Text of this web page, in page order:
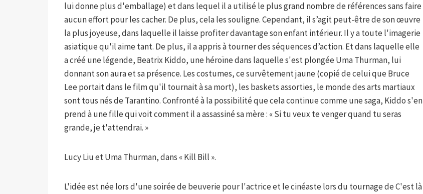
lui donne plus d'emballage) et dans lequel il a utilisé le plus grand nombre de références sans faire
aucun effort pour les cacher. De plus, cela les souligne. Cependant, il s’agit peut-être de son œuvre
la plus joyeuse, dans laquelle il laisse profiter davantage son enfant intérieur. Il y a toute l'imagerie
asiatique qu'il aime tant. De plus, il a appris à tourner des séquences d’action. Et dans laquelle elle
a créé une légende, Beatrix Kiddo, une héroïne dans laquelle s'est plongée Uma Thurman, lui
donnant son aura et sa présence. Les costumes, ce survêtement jaune (copié de celui que Bruce
Lee portait dans le film qu'il tournait à sa mort), les baskets assorties, le monde des arts martiaux
sont tous nés de Tarantino. Confronté à la possibilité que cela continue comme une saga, Kiddo s'en
prend à une fille qui voit comment il a assassiné sa mère : « Si tu veux te venger quand tu seras
grande, je t'attendrai. »
Lucy Liu et Uma Thurman, dans « Kill Bill ».
L'idée est née lors d'une soirée de beuverie pour l'actrice et le cinéaste lors du tournage de C'est là